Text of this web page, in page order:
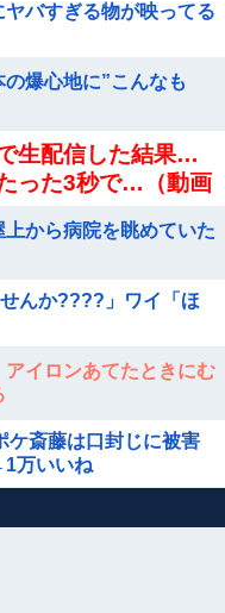
バすぎる物が映ってる
の爆心地に”こんなも
生配信した結果…
った3秒で…（動画
から病院を眺めていた
んか????」ワイ「ほ
イロンあてたときにむ
ケ斎藤は口封じに被害
万いいね